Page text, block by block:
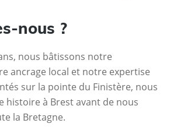
nous ?
nous bâtissons notre
ancrage local et notre expertise
sur la pointe du Finistère, nous
histoire à Brest avant de nous
la Bretagne.